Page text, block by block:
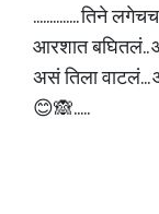
.............. तिने
आरशात बघितलं..
असं तिला वाटलं...
😊🙈.....